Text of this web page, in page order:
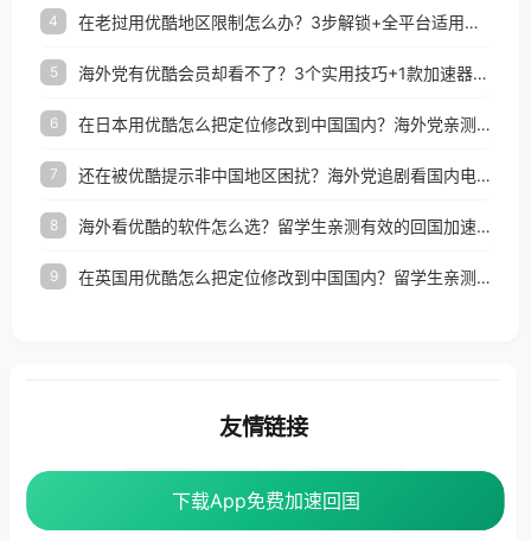
4 在老挝用优酷地区限制怎么办？3步解锁+全平台适用的回国加速器指南
5 海外党有优酷会员却看不了？3个实用技巧+1款加速器解决追剧&金融APP难题
6 在日本用优酷怎么把定位修改到中国国内？海外党亲测有效的回国加速指南
7 还在被优酷提示非中国地区困扰？海外党追剧看国内电影的正确打开方式
8 海外看优酷的软件怎么选？留学生亲测有效的回国加速方案
9 在英国用优酷怎么把定位修改到中国国内？留学生亲测有效的回国加速方案
下载App免费加速回国
下载App免费加速回国
友情链接